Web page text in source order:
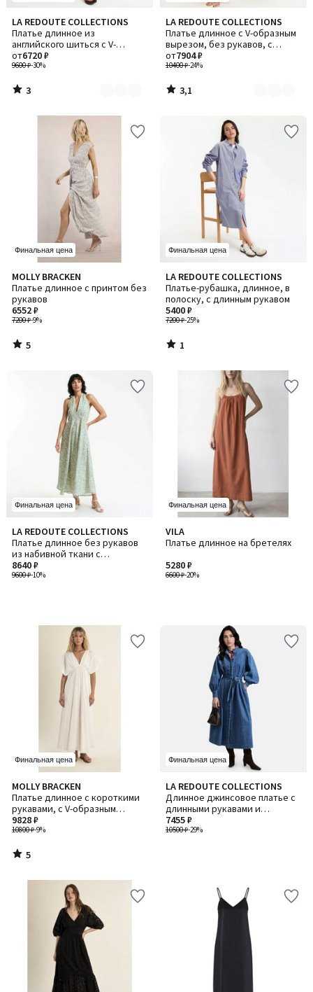
LA REDOUTE COLLECTIONS
Платье длинное из
английского шиться с V-
образным вырезом
9600 ₽-30%
от6720 ₽
3
/
5
Количество
цветов:
2
3
/
LA REDOUTE COLLECTIONS
Платье длинное с V-образным
вырезом, без рукавов, с
оборкой
10400 ₽-24%
от7904 ₽
3,1
/ 5
Количество
цветов:
2
3,1
/
Финальная цена
MOLLY BRACKEN
Платье длинное с принтом без
рукавов
7200 ₽-9%
6552 ₽
5
/
5
5
/
Финальная цена
LA REDOUTE COLLECTIONS
Платье-рубашка, длинное, в
полоску, с длинным рукавом
7200 ₽-25%
5400 ₽
1
/
5
1
/
Финальная цена
LA REDOUTE COLLECTIONS
Платье длинное без рукавов
из набивной ткани с
цветочным рисунком
9600 ₽-10%
8640 ₽
Финальная цена
VILA
Платье длинное на бретелях
6600 ₽-20%
5280 ₽
Финальная цена
MOLLY BRACKEN
Платье длинное с короткими
рукавами, с V-образным
вырезом
10800 ₽-9%
9828 ₽
5
/
5
5
/
Финальная цена
LA REDOUTE COLLECTIONS
Длинное джинсовое платье с
длинными рукавами и
завязывающимся поясом
10500 ₽-29%
7455 ₽